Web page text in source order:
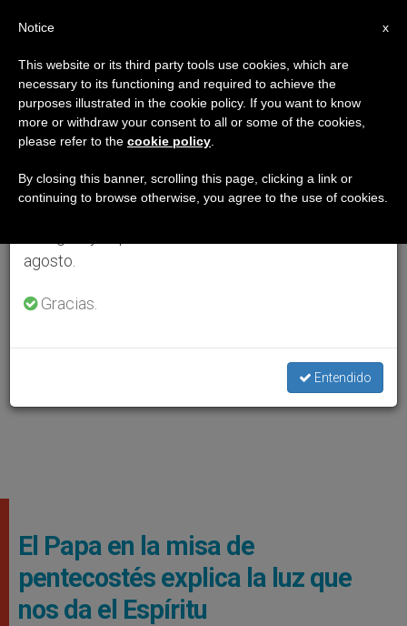
El Papa en la misa de
pentecostés explica la luz que
nos da el Espí­ritu
×
Aviso importante
Del 27 de julio al 7 de agosto haremos la pausa
anual, aprovechando que en el periodo de verano
se generan menos informaciones y también el
agosto.
Gracias.
Entendido
x
Notice
This website or its third party tools use cookies, which are
necessary to its functioning and required to achieve the
purposes illustrated in the cookie policy. If you want to know
more or withdraw your consent to all or some of the cookies,
please refer to the cookie policy
By closing this banner, scrolling this page, clicking a link or
continuing to browse otherwise, you agree to the use of cookies.